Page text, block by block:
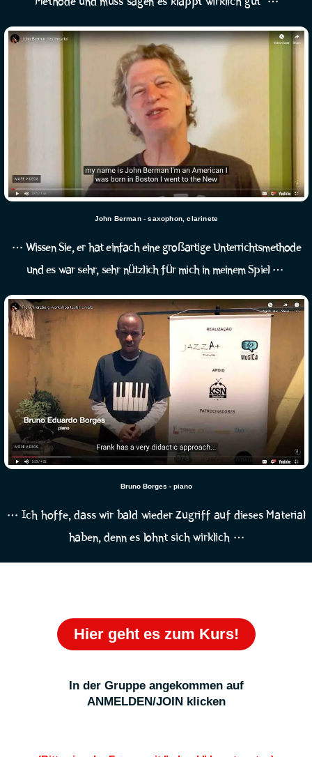
John Berman - saxophon, clarinete
… Wissen Sie, er hat einfach eine großartige Unterrichtsmethode
und es war sehr, sehr nützlich für mich in meinem Spiel …
Bruno Borges - piano
… Ich hoffe, dass wir bald wieder Zugriff auf dieses Material
haben, denn es lohnt sich wirklich …
Hier geht es zum Kurs!
In der Gruppe angekommen auf
ANMELDEN/JOIN klicken